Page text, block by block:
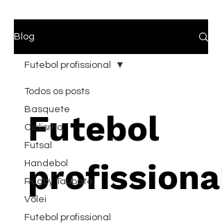
Blog
Todos os posts
Basquete
Ciclismo
Futsal
Handebol
Rugby Taubaté
Vôlei
Futebol profissional
Futebol profissional
Futebol
profissional